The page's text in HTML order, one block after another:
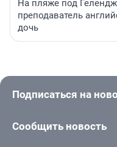
На пляже под
преподаватель
дочь
Подписаться на
Сообщить новость